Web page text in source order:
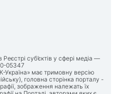
суб’єктів у сфері медіа —
05347
Україна» має тримовну версію
головна сторінка порталу -
зображення належать їх